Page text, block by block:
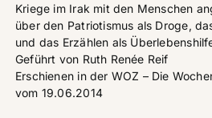
Kriege im Irak mit den Menschen
über den Patriotismus als Droge,
und das Erzählen als
Geführt von Ruth Renée Reif
Erschienen in der WOZ – Die
vom 19.06.2014